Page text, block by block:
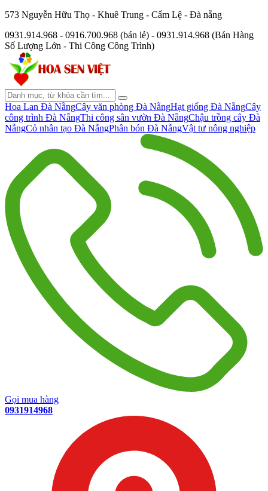
573 Nguyễn Hữu Thọ - Khuê Trung - Cẩm Lệ - Đà nẵng
0931.914.968 - 0916.700.968 (bán lẻ) - 0931.914.968 (Bán Hàng
Số Lượng Lớn - Thi Công Công Trình)
Hoa Lan Đà NẵngCây văn phòng Đà NẵngHạt giống Đà NẵngCây
công trình Đà NẵngThi công sân vườn Đà NẵngChậu trồng cây Đà
NẵngCỏ nhân tạo Đà NẵngPhân bón Đà NẵngVật tư nông nghiệp
Gọi mua hàng
0931914968